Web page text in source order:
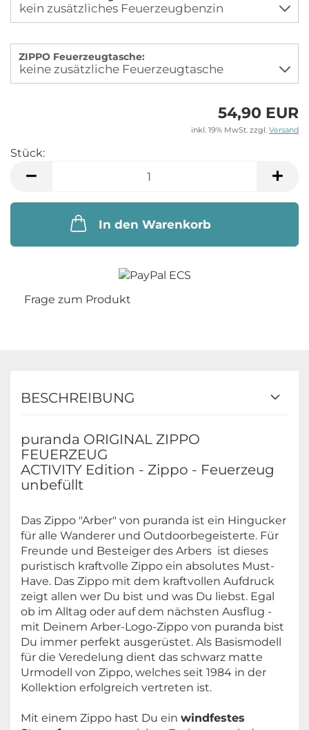
ZIPPO Feuerzeugtasche:
54,90 EUR
inkl. 19% MwSt. zzgl. Versand
Stück:
In den Warenkorb
Frage zum Produkt
BESCHREIBUNG
puranda ORIGINAL ZIPPO
FEUERZEUG
ACTIVITY Edition - Zippo - Feuerzeug
unbefüllt
Das Zippo "Arber" von puranda ist ein Hingucker
für alle Wanderer und Outdoorbegeisterte. Für
Freunde und Besteiger des Arbers ist dieses
puristisch kraftvolle Zippo ein absolutes Must-
Have. Das Zippo mit dem kraftvollen Aufdruck
zeigt allen wer Du bist und was Du liebst. Egal
ob im Alltag oder auf dem nächsten Ausflug -
mit Deinem Arber-Logo-Zippo von puranda bist
Du immer perfekt ausgerüstet. Als Basismodell
für die Veredelung dient das schwarz matte
Urmodell von Zippo, welches seit 1984 in der
Kollektion erfolgreich vertreten ist.
Mit einem Zippo hast Du ein windfestes